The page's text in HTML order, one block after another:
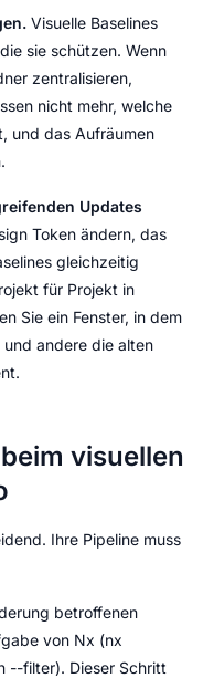
Visuelle Baselines
sie schützen. Wenn
zentralisieren,
nicht mehr, welche
und das Aufräumen
Updates
Token ändern, das
gleichzeitig
für Projekt in
Sie ein Fenster, in dem
und andere die alten
visuellen
Ihre Pipeline muss
betroffenen
von Nx (nx
--filter). Dieser Schritt